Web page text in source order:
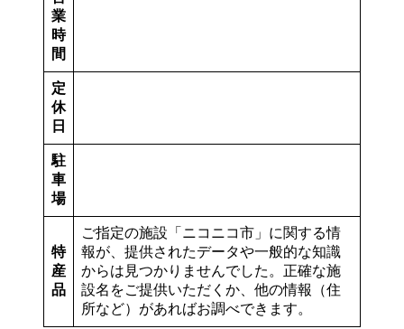
業
時
間
定
休
日
駐
車
場
特
産
品
ご指定の施設「ニコニコ市」に関する情
報が、提供されたデータや一般的な知識
からは見つかりませんでした。正確な施
設名をご提供いただくか、他の情報（住
所など）があればお調べできます。